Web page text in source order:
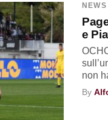
NEWS
e
non
By